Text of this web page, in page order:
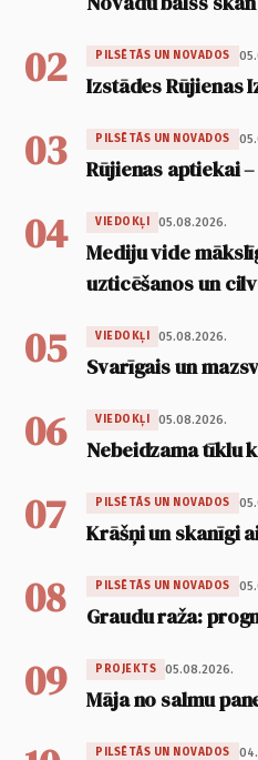
02 PILSĒTĀS UN NOVADOS
Izstādes Rūjienas
03 PILSĒTĀS UN NOVADOS
Rūjienas aptiekai –
04 VIEDOKĻI 05.08.2026.
Mediju vide
uzticēšanos un
05 VIEDOKĻI 05.08.2026.
Svarīgais un
06 VIEDOKĻI 05.08.2026.
Nebeidzama tīklu
07 PILSĒTĀS UN NOVADOS
Krāšņi un skanīgi
08 PILSĒTĀS UN NOVADOS
Graudu raža:
09 PROJEKTS 05.08.2026.
Māja no salmu
PILSĒTĀS UN NOVADOS